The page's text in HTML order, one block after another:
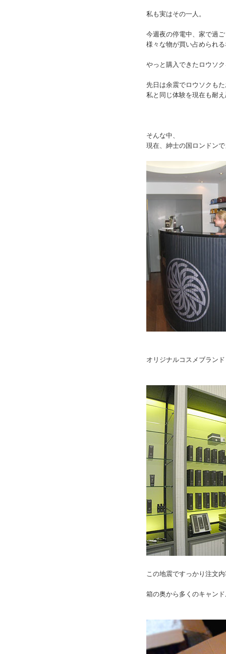
私も実はその一人。
今週夜の停電中、家で過
様々な物が買い占められ
やっと購入できたロウソ
先日は余震でロウソクも
私と同じ体験を現在も耐
そんな中、
現在、紳士の国ロンドン
オリジナルコスメブラン
この地震ですっかり注文
箱の奥から多くのキャン